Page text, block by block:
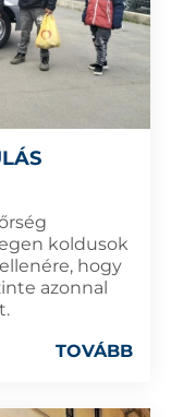
koldusok
hogy
azonnal
TOVÁBB